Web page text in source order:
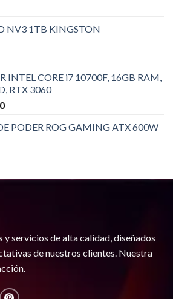
NV3 1TB KINGSTON
INTEL CORE i7 10700F, 16GB RAM,
RTX 3060
PODER ROG GAMING ATX 600W
servicios de alta calidad, diseñados
de nuestros clientes. Nuestra